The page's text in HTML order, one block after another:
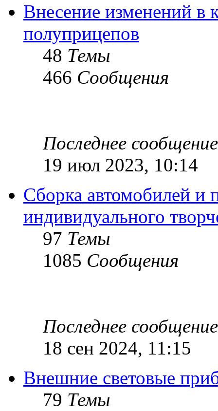
Внесение изменений в
полуприцепов
48 Темы
466 Сообщения
Последнее сообщение
19 июл 2023, 10:14
Сборка автомобилей и
индивидуального
97 Темы
1085 Сообщения
Последнее сообщение
18 сен 2024, 11:15
Внешние световые
79 Темы